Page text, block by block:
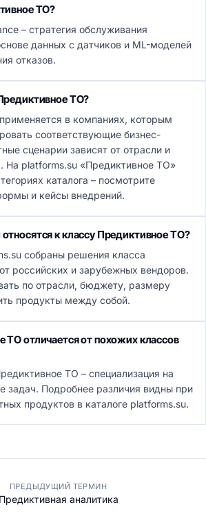
ТО?
– стратегия обслуживания
данных с датчиков и ML-моделей
отказов.
ТО?
в компаниях, которым
соответствующие бизнес-
сценарии зависят от отрасли и
На platforms.su «Предиктивное ТО»
каталога – посмотрите
и кейсы внедрений.
к классу Предиктивное ТО?
собраны решения класса
российских и зарубежных вендоров.
по отрасли, бюджету, размеру
продукты между собой.
ТО отличается от похожих классов
ТО – специализация на
задач. Подробнее различия видны при
продуктов в каталоге platforms.su.
ПРЕДЫДУЩИЙ ТЕРМИН
Предиктивная аналитика